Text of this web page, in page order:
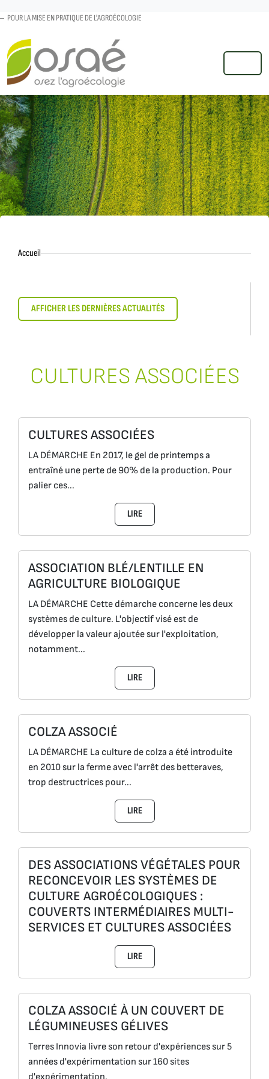
POUR LA MISE EN PRATIQUE DE L'AGROÉCOLOGIE
MENU
AccueilAccueil
AFFICHER LES DERNIÈRES ACTUALITÉS
CULTURES ASSOCIÉES
CULTURES ASSOCIÉES
LA DÉMARCHE En 2017, le gel de printemps a
entraîné une perte de 90% de la production. Pour
palier ces...
LIRE
ASSOCIATION BLÉ/LENTILLE EN
AGRICULTURE BIOLOGIQUE
LA DÉMARCHE Cette démarche concerne les deux
systèmes de culture. L'objectif visé est de
développer la valeur ajoutée sur l'exploitation,
notamment...
LIRE
COLZA ASSOCIÉ
LA DÉMARCHE La culture de colza a été introduite
en 2010 sur la ferme avec l'arrêt des betteraves,
trop destructrices pour...
LIRE
DES ASSOCIATIONS VÉGÉTALES POUR
RECONCEVOIR LES SYSTÈMES DE
CULTURE AGROÉCOLOGIQUES :
COUVERTS INTERMÉDIAIRES MULTI-
SERVICES ET CULTURES ASSOCIÉES
LIRE
COLZA ASSOCIÉ À UN COUVERT DE
LÉGUMINEUSES GÉLIVES
Terres Innovia livre son retour d'expériences sur 5
années d'expérimentation sur 160 sites